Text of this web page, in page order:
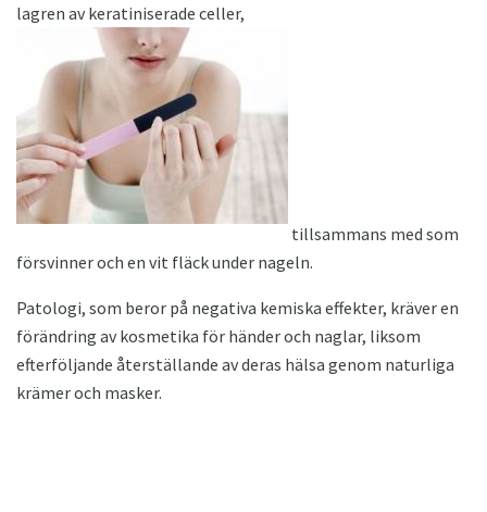
lagren av keratiniserade celler,
tillsammans med som
försvinner och en vit fläck under nageln.
Patologi, som beror på negativa kemiska effekter, kräver en
förändring av kosmetika för händer och naglar, liksom
efterföljande återställande av deras hälsa genom naturliga
krämer och masker.